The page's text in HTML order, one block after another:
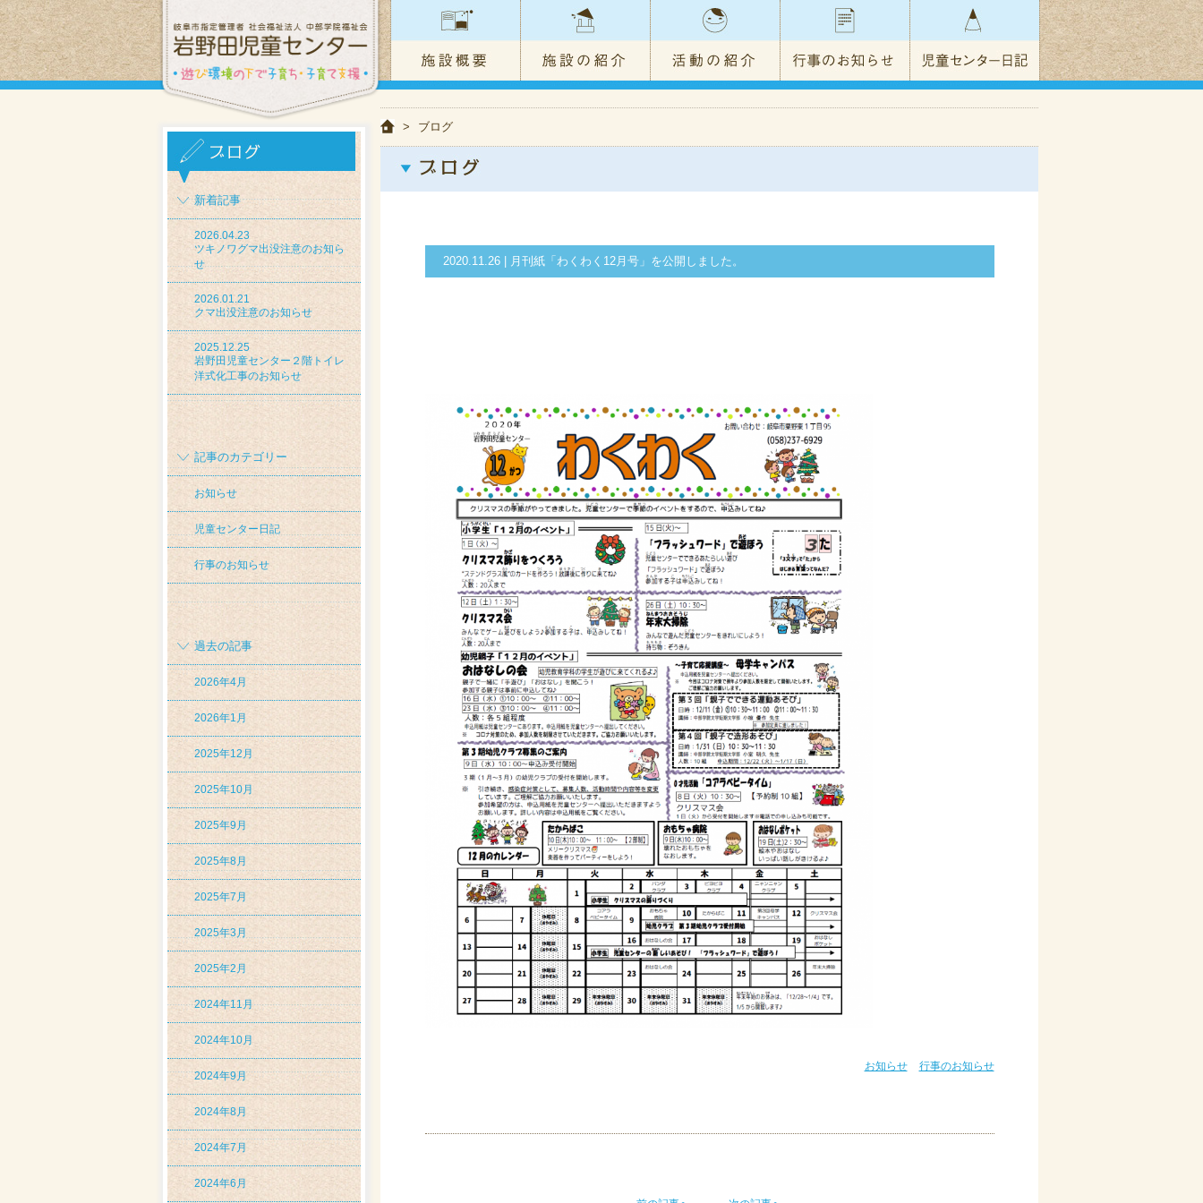
新着記事
2026.04.23
ツキノワグマ出没注意のお知ら
せ
2026.01.21
クマ出没注意のお知らせ
2025.12.25
岩野田児童センター２階トイレ
洋式化工事のお知らせ
記事のカテゴリー
お知らせ
児童センター日記
行事のお知らせ
過去の記事
2026年4月
2026年1月
2025年12月
2025年10月
2025年9月
2025年8月
2025年7月
2025年3月
2025年2月
2024年11月
2024年10月
2024年9月
2024年8月
2024年7月
2024年6月
> ブログ
2020.11.26 | 月刊紙「わくわく12月号」を公開しました。
お知らせ 行事のお知らせ